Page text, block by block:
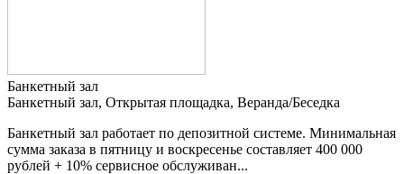
Банкетный зал
Банкетный зал, Открытая площадка, Веранда/Беседка
Банкетный зал работает по депозитной системе. Минимальная
сумма заказа в пятницу и воскресенье составляет 400 000
рублей + 10% сервисное обслуживан...